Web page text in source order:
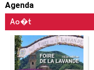
Agenda
Ao�t